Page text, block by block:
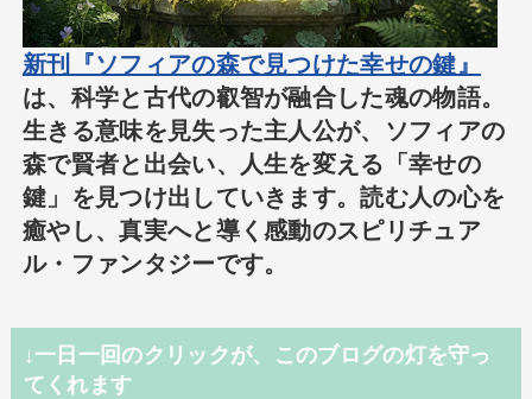
新刊『ソフィアの森で見つけた幸せの鍵』
は、科学と古代の叡智が融合した魂の物語。
生きる意味を見失った主人公が、ソフィアの
森で賢者と出会い、人生を変える「幸せの
鍵」を見つけ出していきます。読む人の心を
癒やし、真実へと導く感動のスピリチュア
ル・ファンタジーです。
↓一日一回のクリックが、このブログの灯を守っ
てくれます